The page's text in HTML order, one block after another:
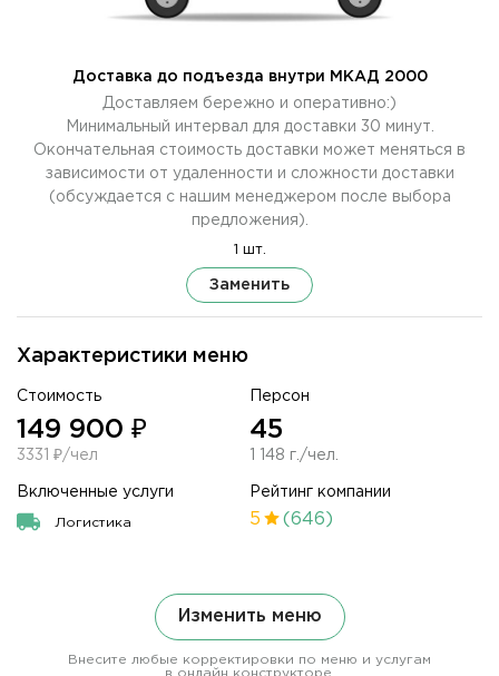
Характеристики меню
Стоимость
149 900 ₽
3331 ₽/чел
Персон
45
1 148 г./чел.
Включенные услуги
Логистика
Рейтинг компании
5 (646)
Изменить меню
Внесите любые корректировки по меню и услугам
в онлайн конструкторе.
Доставка до подъезда внутри МКАД 2000
Доставляем бережно и оперативно:)
Минимальный интервал для доставки 30 минут.
Окончательная стоимость доставки может меняться в
зависимости от удаленности и сложности доставки
(обсуждается с нашим менеджером после выбора
предложения).
1 шт.
Заменить